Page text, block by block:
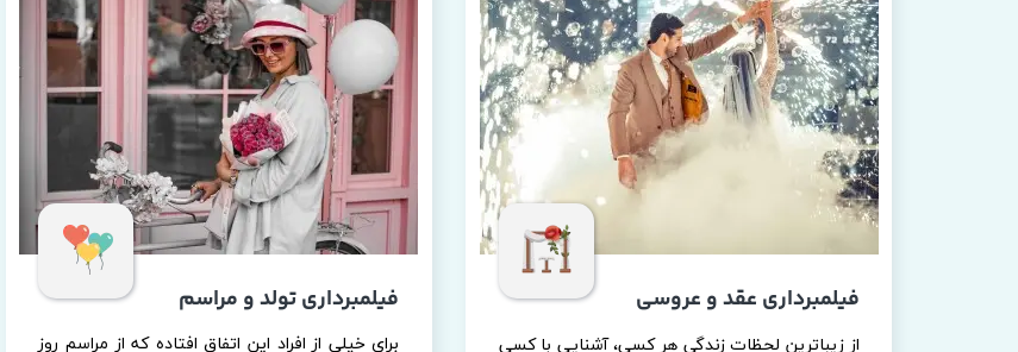
از زیباترین لحظات زندگی هر کسی، آشنایی با کسی
فیلمبرداری عقد و عروسی
برای خیلی از افراد این اتفاق افتاده که از مراسم روز
فیلمبرداری تولد و مراسم